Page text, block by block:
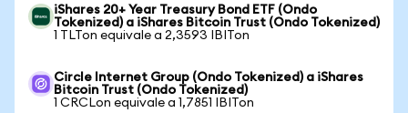
iShares 20+ Year Treasury Bond ETF (Ondo
Tokenized) a iShares Bitcoin Trust (Ondo Tokenized)
1 TLTon equivale a 2,3593 IBITon
Circle Internet Group (Ondo Tokenized) a iShares
Bitcoin Trust (Ondo Tokenized)
1 CRCLon equivale a 1,7851 IBITon